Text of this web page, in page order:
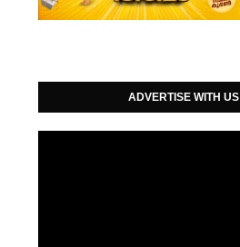
ADVERTISE WITH US